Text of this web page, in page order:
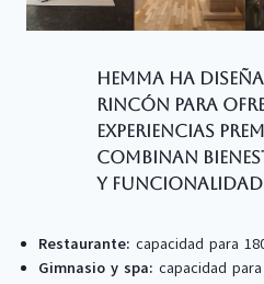
Hemma Ha
Rincón Para
Experiencias
Combinan
Y
Restaurante: capacidad para
Gimnasio y spa: capacidad